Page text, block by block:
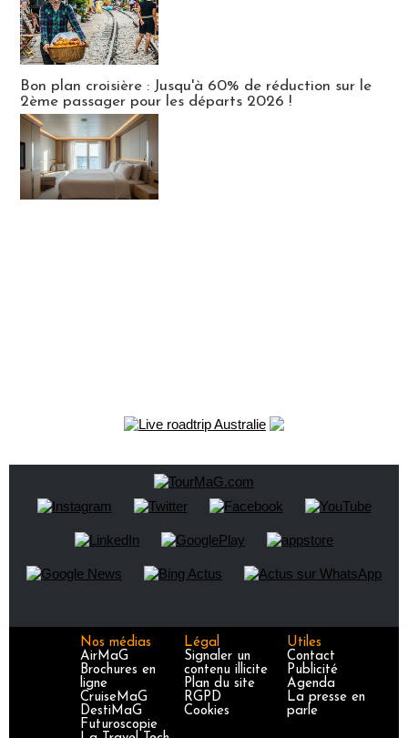
Bon plan croisière : Jusqu'à 60% de réduction sur le
2ème passager pour les départs 2026 !
Nos médias
AirMaG
Brochures en
ligne
CruiseMaG
DestiMaG
Futuroscopie
Légal
Signaler un
contenu illicite
Plan du site
RGPD
Cookies
Utiles
Contact
Publicité
Agenda
La presse en
parle